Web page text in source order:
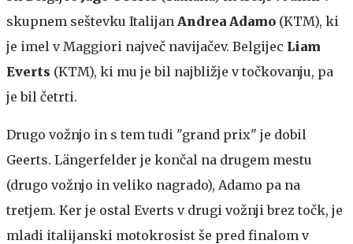
skupnem seštevku Italijan Andrea Adamo (KTM), ki
je imel v Maggiori največ navijačev. Belgijec Liam
Everts (KTM), ki mu je bil najbližje v točkovanju, pa
je bil četrti.
Drugo vožnjo in s tem tudi "grand prix" je dobil
Geerts. Längerfelder je končal na drugem mestu
(drugo vožnjo in veliko nagrado), Adamo pa na
tretjem. Ker je ostal Everts v drugi vožnji brez točk, je
mladi italijanski motokrosist še pred finalom v